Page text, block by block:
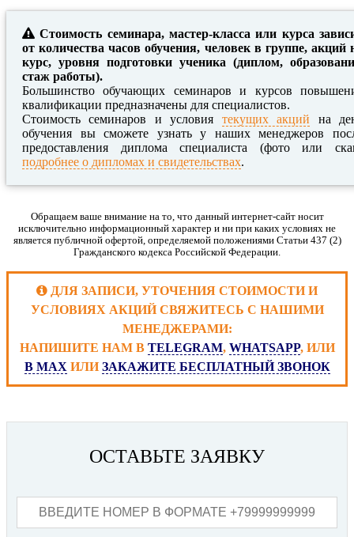
Стоимость семинара, мастер-класса или курса
от количества часов обучения, человек в группе, акций
курс, уровня подготовки ученика (диплом,
стаж работы).
Большинство обучающих семинаров и курсов
квалификации предназначены для специалистов.
Стоимость семинаров и условия текущих акций на
обучения вы сможете узнать у наших менеджеров
предоставления диплома специалиста (фото или
подробнее о дипломах и свидетельствах.
Обращаем ваше внимание на то, что данный интернет-сайт носит
исключительно информационный характер и ни при каких условиях не
является публичной офертой, определяемой положениями Статьи 437 (2)
Гражданского кодекса Российской Федерации.
ДЛЯ ЗАПИСИ, УТОЧЕНИЯ СТОИМОСТИ И
УСЛОВИЯХ АКЦИЙ СВЯЖИТЕСЬ С НАШИМИ
МЕНЕДЖЕРАМИ:
НАПИШИТЕ НАМ В TELEGRAM, WHATSAPP, ИЛИ
В MAX ИЛИЗАКАЖИТЕ БЕСПЛАТНЫЙ ЗВОНОК
ОСТАВЬТЕ ЗАЯВКУ